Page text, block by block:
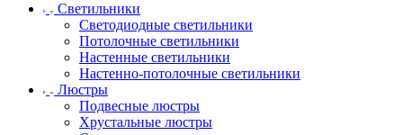
Светильники
Светодиодные светильники
Потолочные светильники
Настенные светильники
Настенно-потолочные светильники
Люстры
Подвесные люстры
Хрустальные люстры